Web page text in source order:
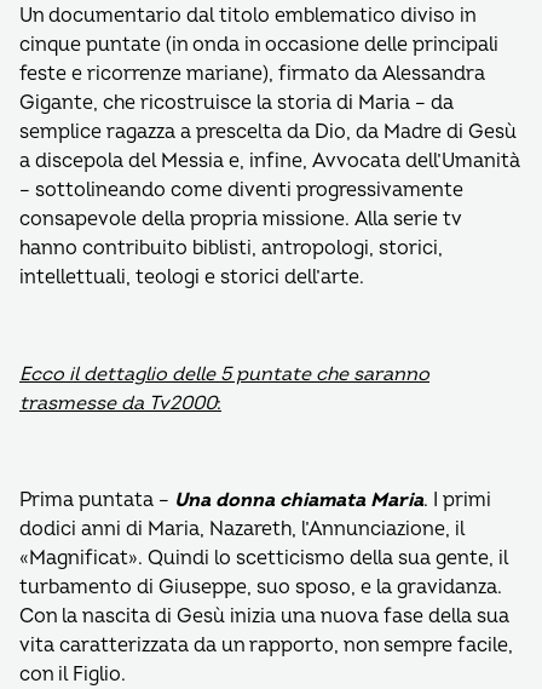
Un documentario dal titolo emblematico diviso in
cinque puntate (in onda in occasione delle principali
feste e ricorrenze mariane), firmato da Alessandra
Gigante, che ricostruisce la storia di Maria – da
semplice ragazza a prescelta da Dio, da Madre di Gesù
a discepola del Messia e, infine, Avvocata dell’Umanità
– sottolineando come diventi progressivamente
consapevole della propria missione. Alla serie tv
hanno contribuito biblisti, antropologi, storici,
intellettuali, teologi e storici dell’arte.
Ecco il dettaglio delle 5 puntate che saranno
trasmesse da Tv2000:
Prima puntata – Una donna chiamata Maria. I primi
dodici anni di Maria, Nazareth, l’Annunciazione, il
«Magnificat». Quindi lo scetticismo della sua gente, il
turbamento di Giuseppe, suo sposo, e la gravidanza.
Con la nascita di Gesù inizia una nuova fase della sua
vita caratterizzata da un rapporto, non sempre facile,
con il Figlio.